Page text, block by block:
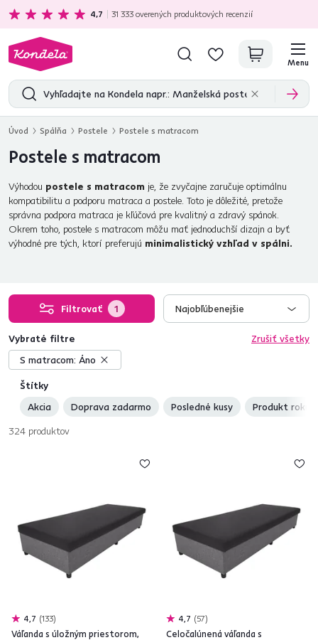
Ekologická doprava zadarmo nad 199 €
4,7 31 333 overených produktových recenzií
Menu
Úvod Spálňa Postele Postele s matracom
Postele s matracom
Výhodou postele s matracom je, že zvyčajne zaručuje optimálnu
kompatibilitu a podporu matraca a postele. Toto je dôležité, pretože
správna podpora matraca je kľúčová pre kvalitný a zdravý spánok.
Okrem toho, postele s matracom môžu mať jednoduchší dizajn a byť
výhodné pre tých, ktorí preferujú minimalistický vzhľad v spálni.
Filtrovať 1 Najobľúbenejšie
Štítky
Akcia
Doprava zadarmo Posledné kusy Produkt roku
Vybraté filtre
Zrušiť všetky
S matracom: Áno
324 produktov
4,7 133
Váľanda s úložným priestorom,
4,7 57
Celočalúnená váľanda s